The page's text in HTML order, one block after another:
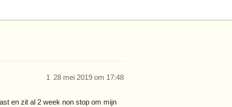
28 mei 2019 om 17:48
1
en zit al 2 week non stop om mijn